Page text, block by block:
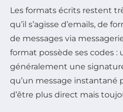
Les formats écrits restent
qu’il s’agisse d’emails, de
de messages via
format possède ses codes :
généralement une
qu’un message instantané
d’être plus direct mais